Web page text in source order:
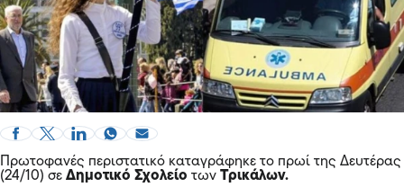
Πρωτοφανές περιστατικό καταγράφηκε το πρωί της Δευτέρας
(24/10) σε Δημοτικό Σχολείο των Τρικάλων.